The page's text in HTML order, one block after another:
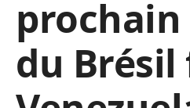
du Brésil